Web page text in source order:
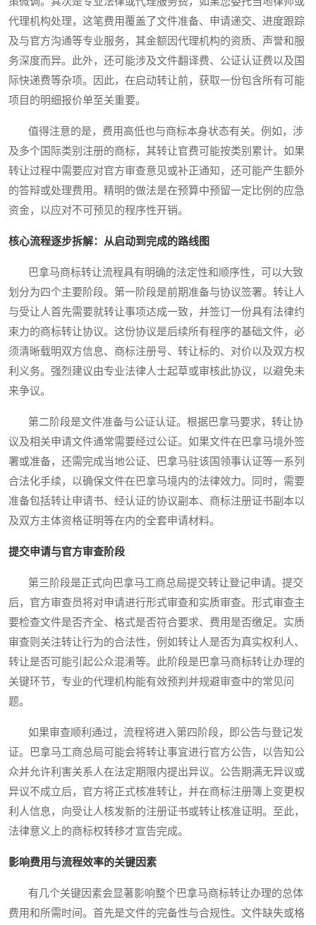
代理机构处理，这笔费用覆盖了文件准备、申请递交、进度跟踪
及与官方沟通等专业服务，其金额因代理机构的资质、声誉和服
务深度而异。此外，还可能涉及文件翻译费、公证认证费以及国
际快递费等杂项。因此，在启动转让前，获取一份包含所有可能
项目的明细报价单至关重要。
值得注意的是，费用高低也与商标本身状态有关。例如，涉
及多个国际类别注册的商标，其转让官费可能按类别累计。如果
转让过程中需要应对官方审查意见或补正通知，还可能产生额外
的答辩或处理费用。精明的做法是在预算中预留一定比例的应急
资金，以应对不可预见的程序性开销。
核心流程逐步拆解：从启动到完成的路线图
巴拿马商标转让流程具有明确的法定性和顺序性，可以大致
划分为四个主要阶段。第一阶段是前期准备与协议签署。转让人
与受让人首先需要就转让事项达成一致，并签订一份具有法律约
束力的商标转让协议。这份协议是后续所有程序的基础文件，必
须清晰载明双方信息、商标注册号、转让标的、对价以及双方权
利义务。强烈建议由专业法律人士起草或审核此协议，以避免未
来争议。
第二阶段是文件准备与公证认证。根据巴拿马要求，转让协
议及相关申请文件通常需要经过公证。如果文件在巴拿马境外签
署或准备，还需完成当地公证、巴拿马驻该国领事认证等一系列
合法化手续，以确保文件在巴拿马境内的法律效力。同时，需要
准备包括转让申请书、经认证的协议副本、商标注册证书副本以
及双方主体资格证明等在内的全套申请材料。
提交申请与官方审查阶段
第三阶段是正式向巴拿马工商总局提交转让登记申请。提交
后，官方审查员将对申请进行形式审查和实质审查。形式审查主
要检查文件是否齐全、格式是否符合要求、费用是否缴足。实质
审查则关注转让行为的合法性，例如转让人是否为真实权利人、
转让是否可能引起公众混淆等。此阶段是巴拿马商标转让办理的
关键环节，专业的代理机构能有效预判并规避审查中的常见问
题。
如果审查顺利通过，流程将进入第四阶段，即公告与登记发
证。巴拿马工商总局可能会将转让事宜进行官方公告，以告知公
众并允许利害关系人在法定期限内提出异议。公告期满无异议或
异议不成立后，官方将正式核准转让，并在商标注册簿上变更权
利人信息，向受让人核发新的注册证书或转让核准证明。至此，
法律意义上的商标权转移才宣告完成。
影响费用与流程效率的关键因素
有几个关键因素会显著影响整个巴拿马商标转让办理的总体
费用和所需时间。首先是文件的完备性与合规性。文件缺失或格